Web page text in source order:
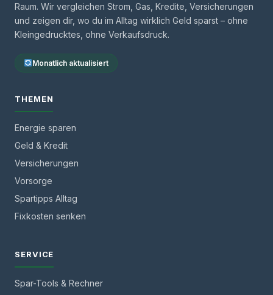
Raum. Wir vergleichen Strom, Gas, Kredite, Versicherungen
und zeigen dir, wo du im Alltag wirklich Geld sparst – ohne
Kleingedrucktes, ohne Verkaufsdruck.
Monatlich aktualisiert
THEMEN
Energie sparen
Geld & Kredit
Versicherungen
Vorsorge
Spartipps Alltag
Fixkosten senken
SERVICE
Spar-Tools & Rechner